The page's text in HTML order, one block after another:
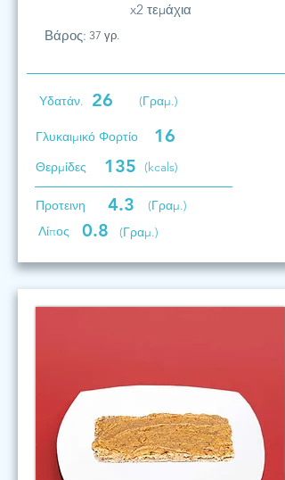
x2 τεμάχια
Βάρος: 37 γρ.
Υδατάν. 26 (Γραμ.)
Γλυκαιμικό Φορτίο 16
Θερμίδες 135 (kcals)
Προτεινη 4.3
(Γραμ.)
Λίπος
0.8 (Γραμ.)